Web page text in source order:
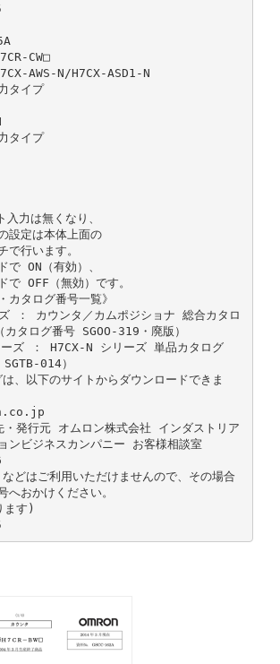
CW□
AWS-N/H7CX-ASD1-N
タイプ
タイプ
力は無くなり、
設定は本体上面の
で行います。
で ON（有効）、
で OFF（無効）です。
カタログ番号一覧》
： カウンタ／カムポジショナ 総合カタロ
タログ番号 SGOO-319・廃版）
ーズ ： H7CX-N シリーズ 単品カタログ
014）
、以下のサイトからダウンロードできま
・発行元 オムロン株式会社 インダストリア
ンビジネスカンパニー お客様相談室
どはご利用いただけませんので、その場合
へおかけください。
ます)